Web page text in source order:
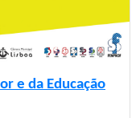
e da Educação